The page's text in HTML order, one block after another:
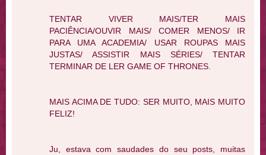
TENTAR VIVER MAIS/TER MAIS
PACIÊNCIA/OUVIR MAIS/ COMER MENOS/ IR
PARA UMA ACADEMIA/ USAR ROUPAS MAIS
JUSTAS/ ASSISTIR MAIS SÉRIES/ TENTAR
TERMINAR DE LER GAME OF THRONES.
MAIS ACIMA DE TUDO: SER MUITO, MAIS MUITO
FELIZ!
Ju, estava com saudades do seu posts, muitas